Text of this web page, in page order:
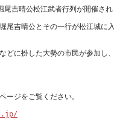
尾吉晴公とその一行が松江城に